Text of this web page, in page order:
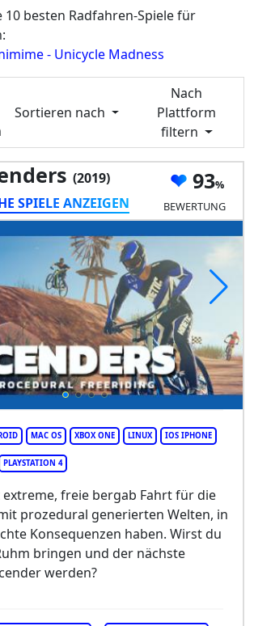
10 besten Radfahren-Spiele für
- Unicycle Madness
Sortieren nach
Nach
Plattform
filtern
(2019)
SPIELE ANZEIGEN
93
BEWERTUNG
MAC OS XBOX ONE LINUX IOS IPHONE
PLAYSTATION 4
extreme, freie bergab Fahrt für die
prozedural generierten Welten, in
Konsequenzen haben. Wirst du
bringen und der nächste
werden?